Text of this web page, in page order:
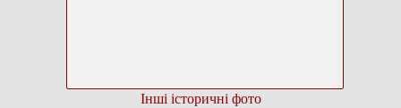
Інші історичні фото